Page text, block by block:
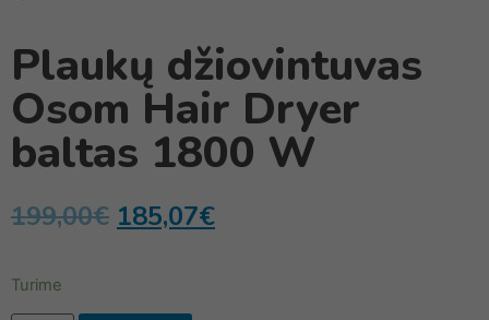
Plaukų džiovintuvas
Osom Hair Dryer
baltas 1800 W
199,00€ 185,07€
Turime